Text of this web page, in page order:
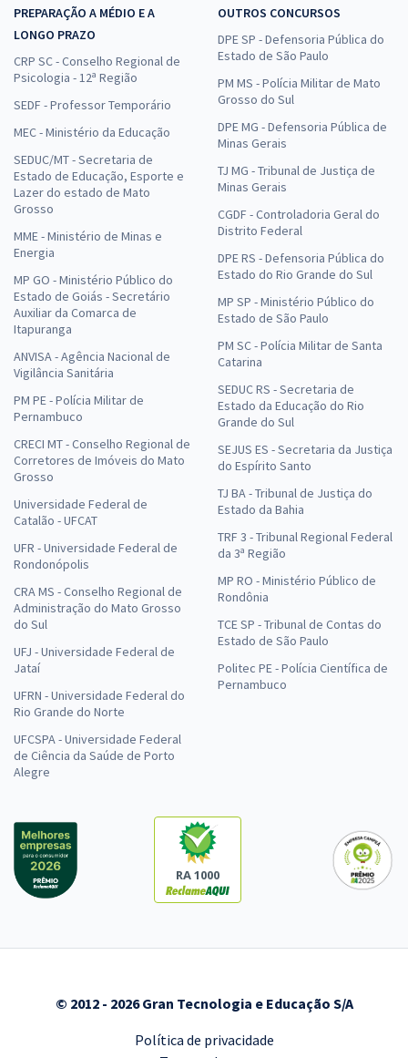
PREPARAÇÃO A MÉDIO E A
LONGO PRAZO
CRP SC - Conselho Regional de
Psicologia - 12ª Região
SEDF - Professor Temporário
MEC - Ministério da Educação
SEDUC/MT - Secretaria de
Estado de Educação, Esporte e
Lazer do estado de Mato
Grosso
MME - Ministério de Minas e
Energia
MP GO - Ministério Público do
Estado de Goiás - Secretário
Auxiliar da Comarca de
Itapuranga
ANVISA - Agência Nacional de
Vigilância Sanitária
PM PE - Polícia Militar de
Pernambuco
CRECI MT - Conselho Regional de
Corretores de Imóveis do Mato
Grosso
Universidade Federal de
Catalão - UFCAT
UFR - Universidade Federal de
Rondonópolis
CRA MS - Conselho Regional de
Administração do Mato Grosso
do Sul
UFJ - Universidade Federal de
Jataí
UFRN - Universidade Federal do
Rio Grande do Norte
UFCSPA - Universidade Federal
de Ciência da Saúde de Porto
Alegre
OUTROS CONCURSOS
DPE SP - Defensoria Pública do
Estado de São Paulo
PM MS - Polícia Militar de Mato
Grosso do Sul
DPE MG - Defensoria Pública de
Minas Gerais
TJ MG - Tribunal de Justiça de
Minas Gerais
CGDF - Controladoria Geral do
Distrito Federal
DPE RS - Defensoria Pública do
Estado do Rio Grande do Sul
MP SP - Ministério Público do
Estado de São Paulo
PM SC - Polícia Militar de Santa
Catarina
SEDUC RS - Secretaria de
Estado da Educação do Rio
Grande do Sul
SEJUS ES - Secretaria da Justiça
do Espírito Santo
TJ BA - Tribunal de Justiça do
Estado da Bahia
TRF 3 - Tribunal Regional Federal
da 3ª Região
MP RO - Ministério Público de
Rondônia
TCE SP - Tribunal de Contas do
Estado de São Paulo
Politec PE - Polícia Científica de
Pernambuco
RA 1000
© 2012 - 2026 Gran Tecnologia e Educação S/A
Política de privacidade